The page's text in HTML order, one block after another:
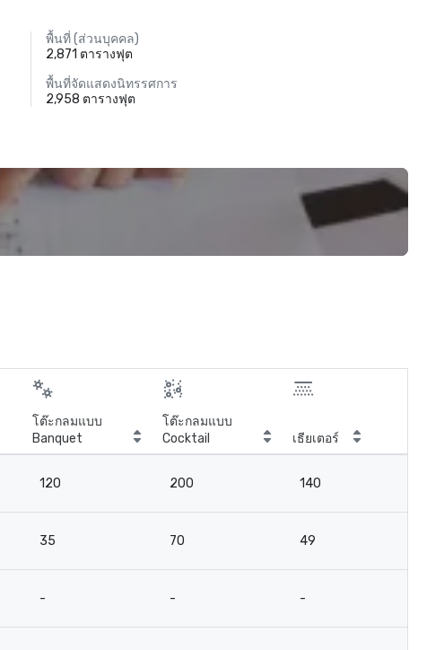
พื้นที่ (ส่วนบุคคล)
2,871 ตารางฟุต
พื้นที่จัดแสดงนิทรรศการ
2,958 ตารางฟุต
โต๊ะกลมแบบ
Banquet
โต๊ะกลมแบบ
Cocktail
เธียเตอร์
120 200 140
35 70 49
- - -